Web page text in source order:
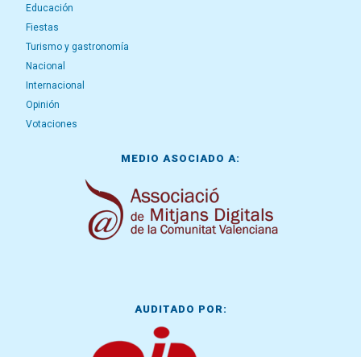
Educación
Fiestas
Turismo y gastronomía
Nacional
Internacional
Opinión
Votaciones
MEDIO ASOCIADO A:
AUDITADO POR: